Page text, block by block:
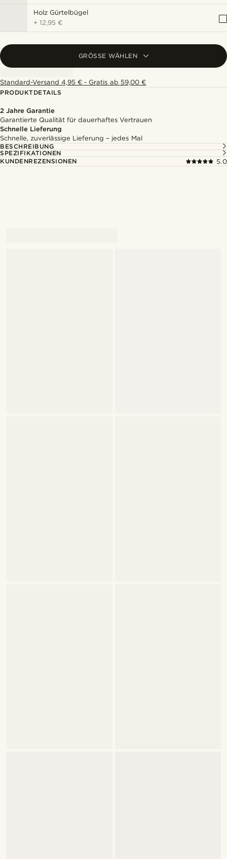
Holz Gürtelbügel
+12,95 €
GRÖSSE WÄHLEN
Standard-Versand 4,95 € - Gratis ab 59,00 €
PRODUKTDETAILS
2 Jahre Garantie
Garantierte Qualität für dauerhaftes Vertrauen
Schnelle Lieferung
Schnelle, zuverlässige Lieferung – jedes Mal
BESCHREIBUNG
SPEZIFIKATIONEN
KUNDENREZENSIONEN
5.0